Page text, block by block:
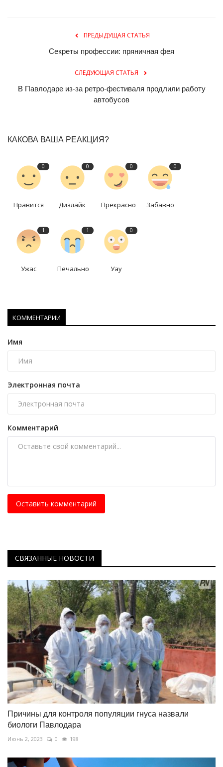
ПРЕДЫДУЩАЯ СТАТЬЯ
Секреты профессии: пряничная фея
СЛЕДУЮЩАЯ СТАТЬЯ
В Павлодаре из-за ретро-фестиваля продлили работу
автобусов
КАКОВА ВАША РЕАКЦИЯ?
0
Нравится
0
Дизлайк
0
Прекрасно
0
Забавно
1
Ужас
1
Печально
0
Уау
КОММЕНТАРИИ
Имя
Электронная почта
Комментарий
Оставить комментарий
СВЯЗАННЫЕ НОВОСТИ
Причины для контроля популяции гнуса назвали
биологи Павлодара
Июнь 2, 2023 0 198